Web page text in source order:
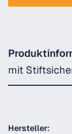
mit
Hersteller: